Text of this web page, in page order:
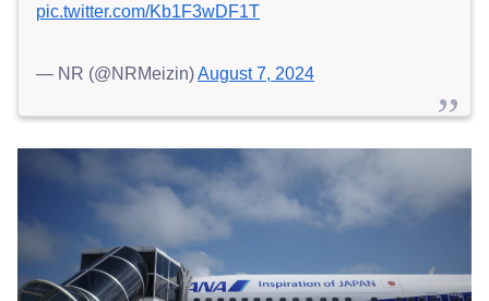
pic.twitter.com/Kb1F3wDF1T
— NR (@NRMeizin)August 7, 2024